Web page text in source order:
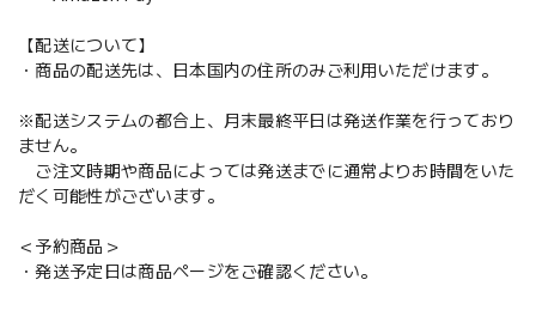
【配送について】
・商品の配送先は、日本国内の住所のみご利用いただけます。
※配送システムの都合上、月末最終平日は発送作業を行っており
ません。
ご注文時期や商品によっては発送までに通常よりお時間をいた
だく可能性がございます。
＜予約商品＞
・発送予定日は商品ページをご確認ください。